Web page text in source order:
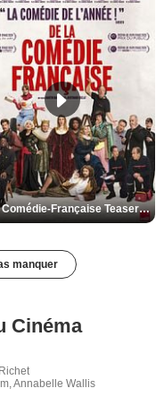
De la Comédie-Française Teaser VF
manquer
Cinéma
Annabelle Wallis